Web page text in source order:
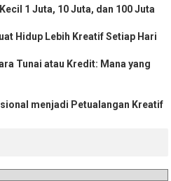
1 Juta, 10 Juta, dan 100 Juta
Hidup Lebih Kreatif Setiap Hari
Tunai atau Kredit: Mana yang
menjadi Petualangan Kreatif